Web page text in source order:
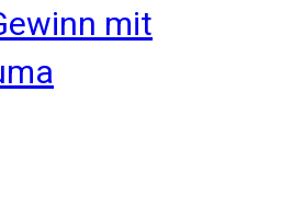
mit